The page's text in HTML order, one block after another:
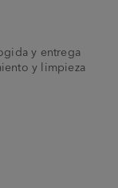
y entrega
y limpieza